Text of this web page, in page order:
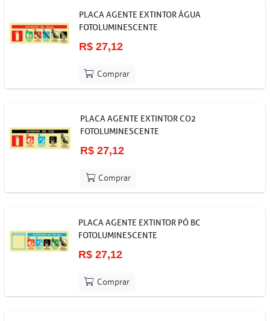
PLACA AGENTE EXTINTOR ÁGUA
FOTOLUMINESCENTE
R$ 27,12
Comprar
PLACA AGENTE EXTINTOR CO2
FOTOLUMINESCENTE
R$ 27,12
Comprar
PLACA AGENTE EXTINTOR PÓ BC
FOTOLUMINESCENTE
R$ 27,12
Comprar